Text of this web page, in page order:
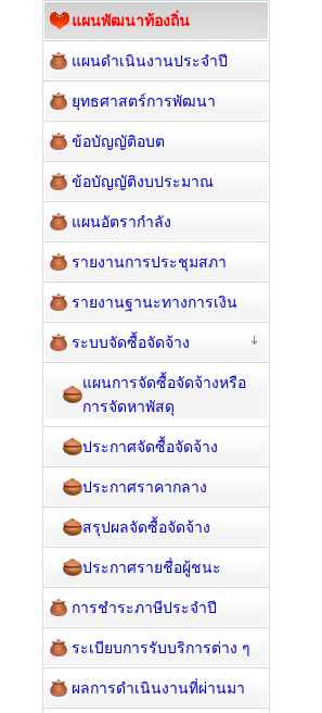
แผนพัฒนาท้องถิ่น
แผนดำเนินงานประจำปี
ยุทธศาสตร์การพัฒนา
ข้อบัญญัติอบต
ข้อบัญญัติงบประมาณ
แผนอัตรากำลัง
รายงานการประชุมสภา
รายงานฐานะทางการเงิน
ระบบจัดซื้อจัดจ้าง
แผนการจัดซื้อจัดจ้างหรือ
การจัดหาพัสดุ
ประกาศจัดซื้อจัดจ้าง
ประกาศราคากลาง
สรุปผลจัดซื้อจัดจ้าง
ประกาศรายชื่อผู้ชนะ
การชำระภาษีประจำปี
ระเบียบการรับบริการต่าง ๆ
ผลการดำเนินงานที่ผ่านมา